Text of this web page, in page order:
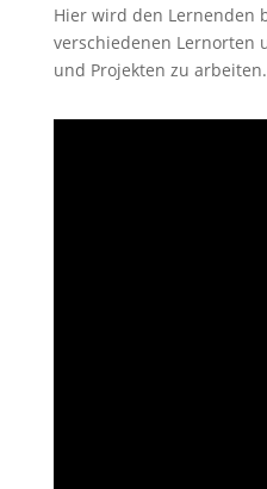
Hier wird den Lernenden
verschiedenen Lernorten
und Projekten zu arbeiten.